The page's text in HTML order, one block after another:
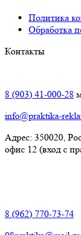
Политика
Обработка
Контакты
8 (903) 41-000-28
info@praktika-
Адрес: 350020,
офис 12 (вход с
8 (962) 770-73-74